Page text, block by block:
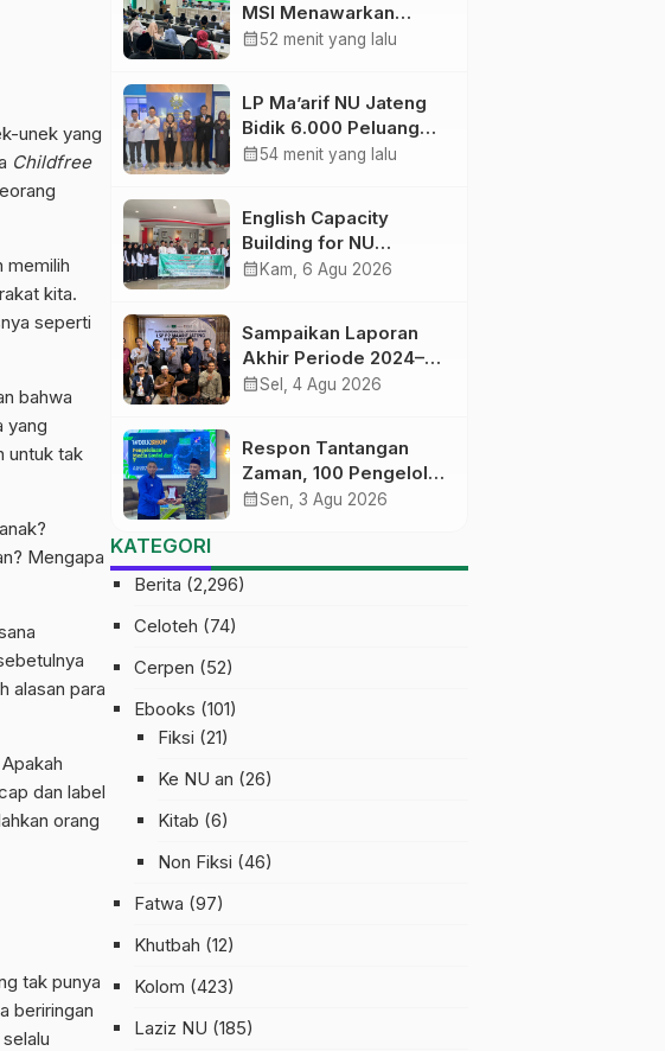
unek yang
Childfree
memilih
kita.
seperti
bahwa
yang
untuk tak
Mengapa
alasan para
dan label
orang
tak punya
beriringan
MSI Menawarkan
Kurikulum
pendidikan
calendar_month52 menit yang lalu
LP Ma’arif NU Jateng
Bidik 6.000 Peluang
Pelatihan dan
calendar_month54 menit yang lalu
English Capacity
Building for NU
Educators PWNU Jawa
Menuju Masa Depan
calendar_month Kam, 6 Agu 2026
Sampaikan Laporan
Akhir Periode 2024–
2026, LSP P2 Ma’arif
calendar_monthSel, 4 Agu 2026
Respon Tantangan
Zaman, 100 Pengelola
Medsos Sekolah
Digital
calendar_monthSen, 3 Agu 2026
KATEGORI
Berita (2,296)
Celoteh (74)
Cerpen (52)
Ebooks (101)
Fiksi (21)
Ke NU an (26)
Kitab (6)
Non Fiksi (46)
Fatwa (97)
Khutbah (12)
Kolom (423)
Laziz NU (185)